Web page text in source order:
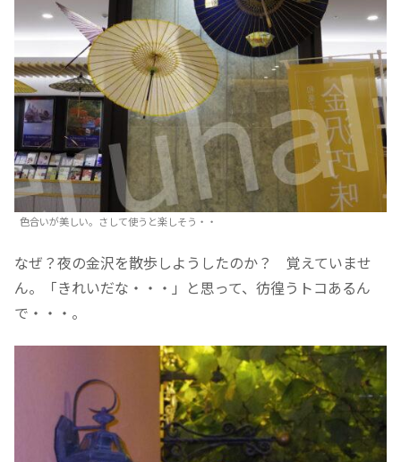
色合いが美しい。さして使うと楽しそう・・
なぜ？夜の金沢を散歩しようしたのか？ 覚えていませ
ん。「きれいだな・・・」と思って、彷徨うトコあるん
で・・・。